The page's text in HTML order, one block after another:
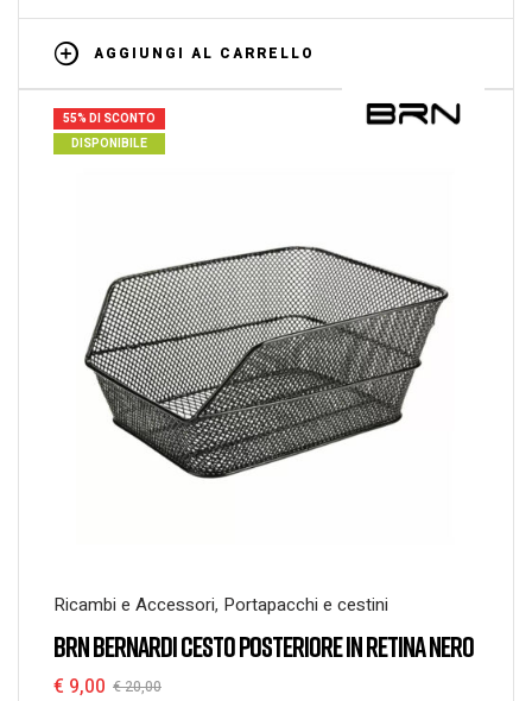
AGGIUNGI AL CARRELLO
55% DI SCONTO
DISPONIBILE
Ricambi e Accessori, Portapacchi e cestini
BRN BERNARDI CESTO POSTERIORE IN RETINA NERO
€20,00
€ 9,00